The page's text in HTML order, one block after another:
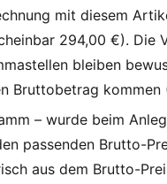
mit diesem
294,00 €). Die
bleiben
Bruttobetrag kommen
– wurde beim
passenden Brutto-
aus dem Brutto-